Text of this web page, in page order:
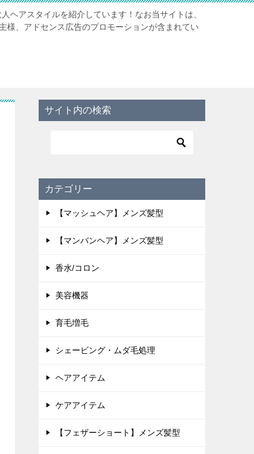
ヘアスタイルを紹介しています！なお当サイトは、
様、アドセンス広告のプロモーションが含まれてい
サイト内の検索
カテゴリー
【マッシュヘア】メンズ髪型
【マンバンヘア】メンズ髪型
香水/コロン
美容機器
育毛増毛
シェービング・ムダ毛処理
ヘアアイテム
ケアアイテム
【フェザーショート】メンズ髪型